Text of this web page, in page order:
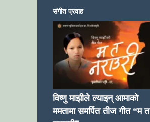
संगीत प्रवाह
विष्णु माझीले ल्याइन् आमाको
ममतामा समर्पित तीज गीत “म त